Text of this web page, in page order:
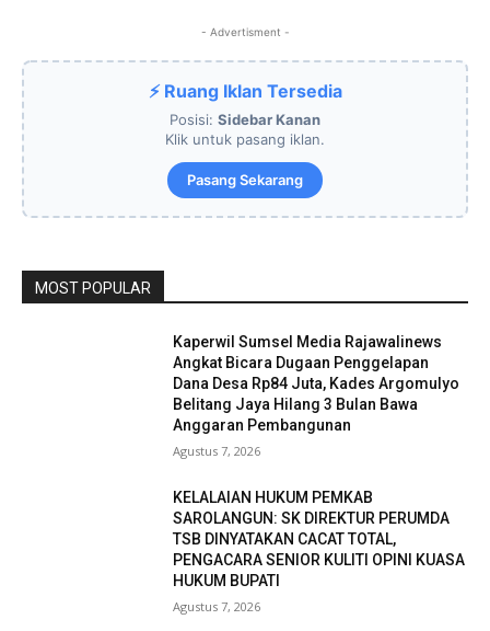
- Advertisment -
⚡ Ruang Iklan Tersedia
Posisi: Sidebar Kanan
Klik untuk pasang iklan.
Pasang Sekarang
MOST POPULAR
Kaperwil Sumsel Media Rajawalinews
Angkat Bicara Dugaan Penggelapan
Dana Desa Rp84 Juta, Kades Argomulyo
Belitang Jaya Hilang 3 Bulan Bawa
Anggaran Pembangunan
Agustus 7, 2026
KELALAIAN HUKUM PEMKAB
SAROLANGUN: SK DIREKTUR PERUMDA
TSB DINYATAKAN CACAT TOTAL,
PENGACARA SENIOR KULITI OPINI KUASA
HUKUM BUPATI
Agustus 7, 2026